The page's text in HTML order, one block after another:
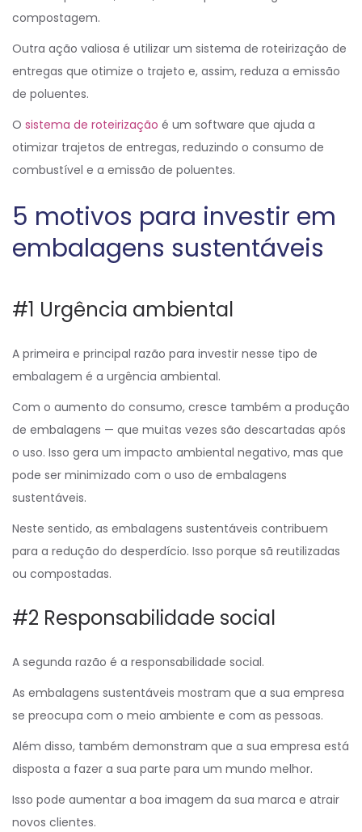
compostagem.
Outra ação valiosa é utilizar um sistema de roteirização de
entregas que otimize o trajeto e, assim, reduza a emissão
de poluentes.
O sistema de roteirização é um software que ajuda a
otimizar trajetos de entregas, reduzindo o consumo de
combustível e a emissão de poluentes.
5 motivos para investir em
embalagens sustentáveis
#1 Urgência ambiental
A primeira e principal razão para investir nesse tipo de
embalagem é a urgência ambiental.
Com o aumento do consumo, cresce também a produção
de embalagens — que muitas vezes são descartadas após
o uso. Isso gera um impacto ambiental negativo, mas que
pode ser minimizado com o uso de embalagens
sustentáveis.
Neste sentido, as embalagens sustentáveis contribuem
para a redução do desperdício. Isso porque sã reutilizadas
ou compostadas.
#2 Responsabilidade social
A segunda razão é a responsabilidade social.
As embalagens sustentáveis mostram que a sua empresa
se preocupa com o meio ambiente e com as pessoas.
Além disso, também demonstram que a sua empresa está
disposta a fazer a sua parte para um mundo melhor.
Isso pode aumentar a boa imagem da sua marca e atrair
novos clientes.